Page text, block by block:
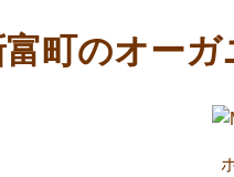
町のオー